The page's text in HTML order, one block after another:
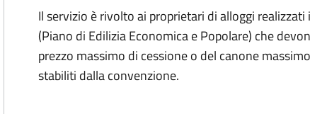
Il servizio è rivolto ai proprietari di alloggi
(Piano di Edilizia Economica e Popolare) che
prezzo massimo di cessione o del canone
stabiliti dalla convenzione.